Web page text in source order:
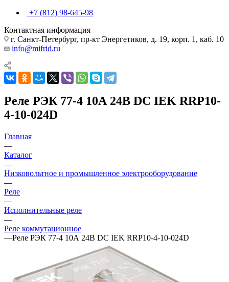
+7 (812) 98-645-98
Контактная информация
г. Санкт-Петербург, пр-кт Энергетиков, д. 19, корп. 1, каб. 10
info@mifrid.ru
Реле РЭК 77-4 10А 24В DC IEK RRP10-
4-10-024D
Главная
—
Каталог
—
Низковольтное и промышленное электрооборудование
—
Реле
—
Исполнительные реле
—
Реле коммутационное
—Реле РЭК 77-4 10А 24В DC IEK RRP10-4-10-024D